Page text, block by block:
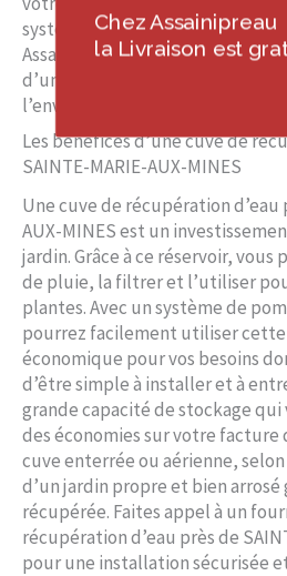
système de récupération d’eau
Assainipreau à SAINTE-MARIE-
d’une solution pratique, design
l’environnement.
Les bénéfices d’une cuve de
SAINTE-MARIE-AUX-MINES
Une cuve de récupération d’eau
AUX-MINES est un
jardin. Grâce à ce réservoir, vous
de pluie, la filtrer et l’utiliser
plantes. Avec un système de
pourrez facilement utiliser
économique pour vos besoins
d’être simple à installer et à
grande capacité de stockage
des économies sur votre facture
cuve enterrée ou aérienne,
d’un jardin propre et bien arrosé
récupérée. Faites appel à un
récupération d’eau près de
pour une installation sécurisée
Chez Assainipreau
la Livraison est